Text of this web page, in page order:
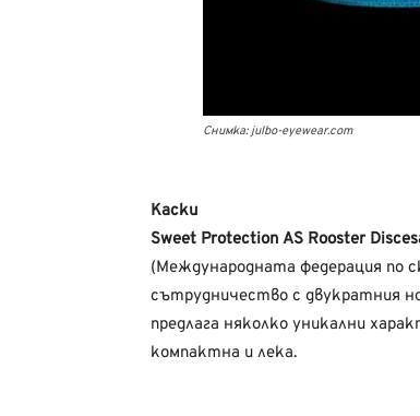
Снимка: julbo-eyewear.com
Каски
Sweet Protection AS Rooster
(Международната федерация по
сътрудничество с двукратния
предлага няколко уникални
компактна и лека.